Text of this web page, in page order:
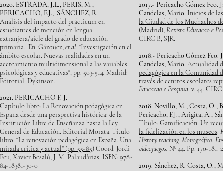
2020. ESTRADA, J.L., PERIS, M.,
PERICACHO, F.J.; SÁNCHEZ, R.
Análisis del impacto del prácticum en
estudiantes de mención en lengua
extranjera/aicle del grado de educación
primaria. En: Gázquez,et al. "Investigación en el
ámbito escolar. Nuevas realidades en un
acercamiento multidimensional a las variables
psicológicas y educativas", pp. 503-514. Madrid:
Editorial: Dykinson.
2021. PERICACHO F. J.
Capítulo libro: La Renovación pedagógica en
España desde una perspectiva histórica: de la
Institución Libre de Enseñanza hasta la Ley
General de Educación. Editorial Morata. Título
libro: “La renovación pedagógica en España. Una
mirada crítica y actual" (pp. 55-85)Coord. Jordi
Feu, Xavier Besalú, J. M. Palaudàrias ISBN: 978-
84-18381-30-0
2017.- Pericacho Gómez Fco.
Candelas, Mario. Inicios de
la Ciudad de los Muchachos
(Madrid),Revista Educacao e
CIRC B, SJR.
2018.- Pericacho Gómez Fco.
Candelas, Mario. Actualidad
pedagógica en la Comunidad
través de centros escolares
Educacao e Pesquisa. v. 44. CIRC
2018. Novillo, M., Costa, O.,
Pericacho, F.J., Arigita, A.,
Título: Gamificación: Un
la fidelización en los museos.
History teaching. Monográfico:
videojuegos. Nº 44. Pp. 170-
2019. Sánchez, R. Costa, O.,